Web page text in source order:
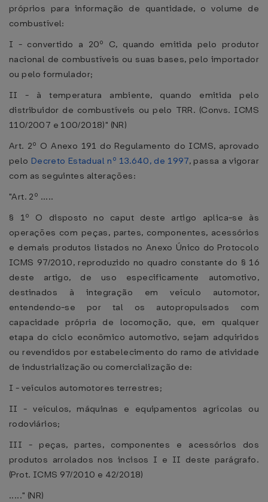
próprios para informação de quantidade, o volume de
combustível:
I - convertido a 20º C, quando emitida pelo produtor
nacional de combustíveis ou suas bases, pelo importador
ou pelo formulador;
II - à temperatura ambiente, quando emitida pelo
distribuidor de combustíveis ou pelo TRR. (Convs. ICMS
110/2007 e 100/2018)" (NR)
Art. 2º O Anexo 191 do Regulamento do ICMS, aprovado
pelo Decreto Estadual nº 13.640, de 1997, passa a vigorar
com as seguintes alterações:
"Art. 2º .....
§ 1º O disposto no caput deste artigo aplica-se às
operações com peças, partes, componentes, acessórios
e demais produtos listados no Anexo Único do Protocolo
ICMS 97/2010, reproduzido no quadro constante do § 16
deste artigo, de uso especificamente automotivo,
destinados à integração em veículo automotor,
entendendo-se por tal os autopropulsados com
capacidade própria de locomoção, que, em qualquer
etapa do ciclo econômico automotivo, sejam adquiridos
ou revendidos por estabelecimento do ramo de atividade
de industrialização ou comercialização de:
I - veículos automotores terrestres;
II - veículos, máquinas e equipamentos agrícolas ou
rodoviários;
III - peças, partes, componentes e acessórios dos
produtos arrolados nos incisos I e II deste parágrafo.
(Prot. ICMS 97/2010 e 42/2018)
....." (NR)